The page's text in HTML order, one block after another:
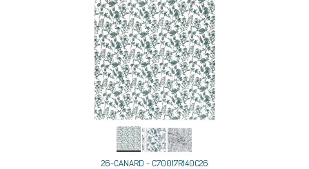
26-CANARD - C70017R140C26